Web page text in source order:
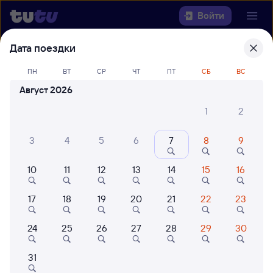
Войти
Выберите день, чтобы найти
билеты Иваново — Пенза-1
22 года работаем для вас
Куда
Когда
Кто едет
Дата поездки
ПН ВТ СР ЧТ ПТ СБ ВС
Август 2026
1
2
3 4 5 6 7 8 9
10 11 12 13 14 15 16
17 18 19 20 21 22 23
24 25 26 27 28 29 30
31